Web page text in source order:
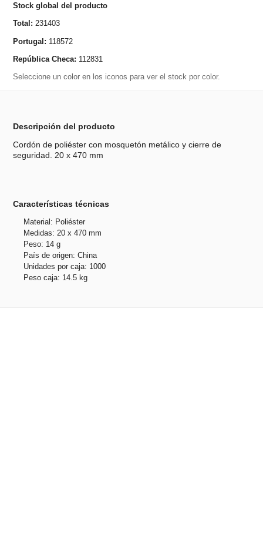
Stock global del producto
Total: 231403
Portugal: 118572
República Checa: 112831
Seleccione un color en los iconos para ver el stock por color.
Descripción del producto
Cordón de poliéster con mosquetón metálico y cierre de
seguridad. 20 x 470 mm
Características técnicas
Material: Poliéster
Medidas: 20 x 470 mm
Peso: 14 g
País de origen: China
Unidades por caja: 1000
Peso caja: 14.5 kg